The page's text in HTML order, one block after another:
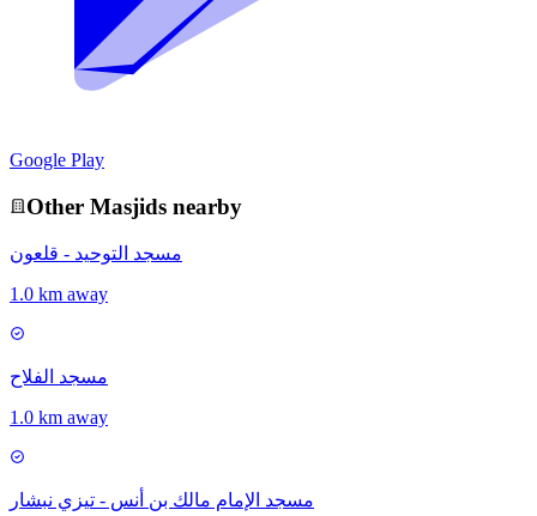
Google Play
Other Masjids nearby
مسجد التوحيد - قلعون
1.0 km away
مسجد الفلاح
1.0 km away
مسجد الإمام مالك بن أنس - تيزي نبشار